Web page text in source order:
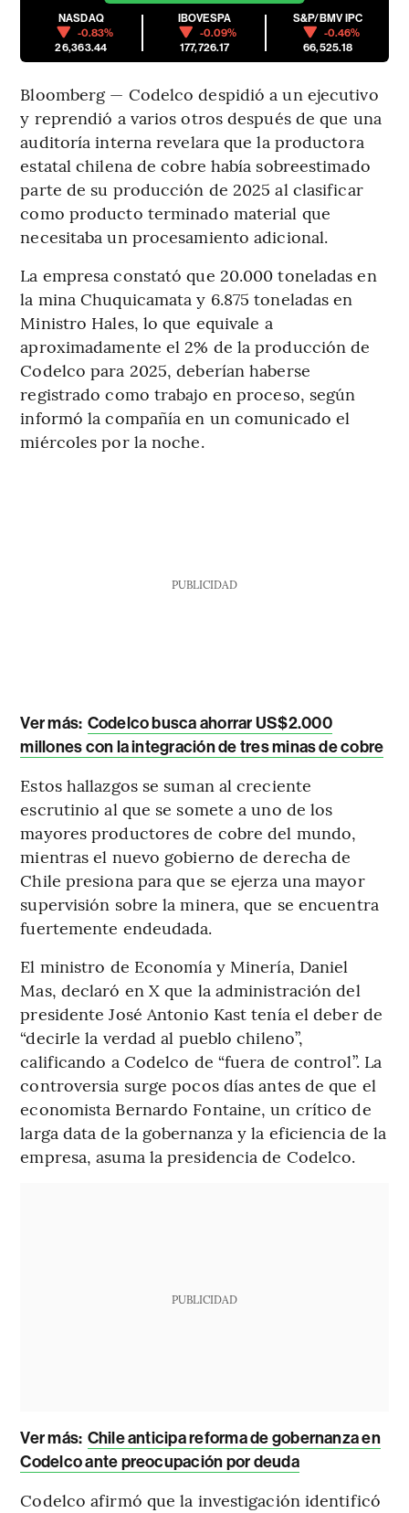
NASDAQ
-0.83%
26,363.44
IBOVESPA
-0.09%
177,726.17
S&P/BMV IPC
-0.46%
66,525.18
Bloomberg — Codelco despidió a un ejecutivo
y reprendió a varios otros después de que una
auditoría interna revelara que la productora
estatal chilena de cobre había sobreestimado
parte de su producción de 2025 al clasificar
como producto terminado material que
necesitaba un procesamiento adicional.
La empresa constató que 20.000 toneladas en
la mina Chuquicamata y 6.875 toneladas en
Ministro Hales, lo que equivale a
aproximadamente el 2% de la producción de
Codelco para 2025, deberían haberse
registrado como trabajo en proceso, según
informó la compañía en un comunicado el
miércoles por la noche.
PUBLICIDAD
Ver más: Codelco busca ahorrar US$2.000
millones con la integración de tres minas de cobre
Estos hallazgos se suman al creciente
escrutinio al que se somete a uno de los
mayores productores de cobre del mundo,
mientras el nuevo gobierno de derecha de
Chile presiona para que se ejerza una mayor
supervisión sobre la minera, que se encuentra
fuertemente endeudada.
El ministro de Economía y Minería, Daniel
Mas, declaró en X que la administración del
presidente José Antonio Kast tenía el deber de
“decirle la verdad al pueblo chileno”,
calificando a Codelco de “fuera de control”. La
controversia surge pocos días antes de que el
economista Bernardo Fontaine, un crítico de
larga data de la gobernanza y la eficiencia de la
empresa, asuma la presidencia de Codelco.
PUBLICIDAD
Ver más: Chile anticipa reforma de gobernanza en
Codelco ante preocupación por deuda
Codelco afirmó que la investigación identificó